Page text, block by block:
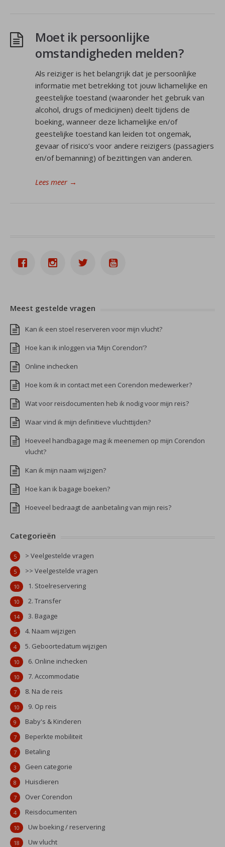
Moet ik persoonlijke
omstandigheden melden?
Als reiziger is het belangrijk dat je persoonlijke
informatie met betrekking tot jouw lichamelijke en
geestelijke toestand (waaronder het gebruik van
alcohol, drugs of medicijnen) deelt tijdens de
boeking, wanneer deze lichamelijke en/of
geestelijke toestand kan leiden tot ongemak,
gevaar of risico’s voor andere reizigers (passagiers
en/of bemanning) of bezittingen van anderen.
Lees meer→
Meest gestelde vragen
Kan ik een stoel reserveren voor mijn vlucht?
Hoe kan ik inloggen via ‘Mijn Corendon’?
Online inchecken
Hoe kom ik in contact met een Corendon medewerker?
Wat voor reisdocumenten heb ik nodig voor mijn reis?
Waar vind ik mijn definitieve vluchttijden?
Hoeveel handbagage mag ik meenemen op mijn Corendon
vlucht?
Kan ik mijn naam wijzigen?
Hoe kan ik bagage boeken?
Hoeveel bedraagt de aanbetaling van mijn reis?
Categorieën
> Veelgestelde vragen
5
>> Veelgestelde vragen
5
1. Stoelreservering
10
2. Transfer
10
3. Bagage
14
4. Naam wijzigen
5
5. Geboortedatum wijzigen
4
6. Online inchecken
10
7. Accommodatie
10
8. Na de reis
7
9. Op reis
10
Baby's & Kinderen
9
Beperkte mobiliteit
7
Betaling
7
Geen categorie
3
Huisdieren
8
Over Corendon
7
Reisdocumenten
4
Uw boeking / reservering
10
Uw vlucht
18